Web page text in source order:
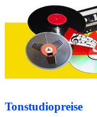
Tonstudiopreise